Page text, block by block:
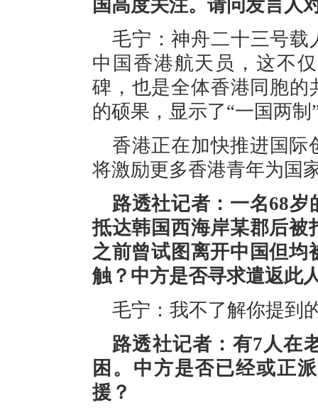
国高度关注。请问发言人
毛宁：神舟二十三号载
中国香港航天员，这不
碑，也是全体香港同胞的
的硕果，显示了“一国两
香港正在加快推进国际
将激励更多香港青年为国
路透社记者：一名68
抵达韩国西海岸某郡后被
之前曾试图离开中国但均
触？中方是否寻求遣返此
毛宁：我不了解你提到
路透社记者：有7人在
困。中方是否已经或正
援？